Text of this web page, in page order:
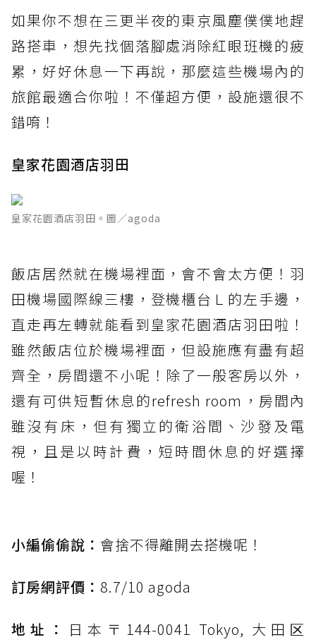
如果你不想在三更半夜的東京風塵僕僕地趕
路搭車，想先找個落腳處消除紅眼班機的疲
累，好好休息一下再說，那麼這些機場內的
旅館最適合你啦！不僅超方便，設施還很不
錯唷！
皇家花園酒店羽田
皇家花園酒店羽田。圖／agoda
飯店居然就在機場裡面，會不會太方便！羽
田機場國際線三樓，登機櫃台Ｌ的左手邊，
直走再左轉就能看到皇家花園酒店羽田啦！
雖然飯店位於機場裡面，但設施應有盡有超
齊全，房間還不小呢！除了一般客房以外，
還有可供短暫休息的refresh room，房間內
雖沒有床，但有獨立的衛浴間、沙發及電
視，且是以時計費，短時間休息的好選擇
喔！
小編偷偷說： 會捨不得離開去搭機呢！
訂房網評價： 8.7/10 agoda
地址： 日本〒144-0041 Tokyo, 大田区